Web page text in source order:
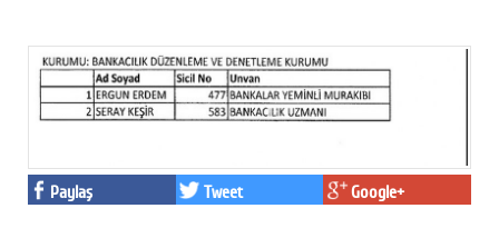
Paylaş Tweet Google+